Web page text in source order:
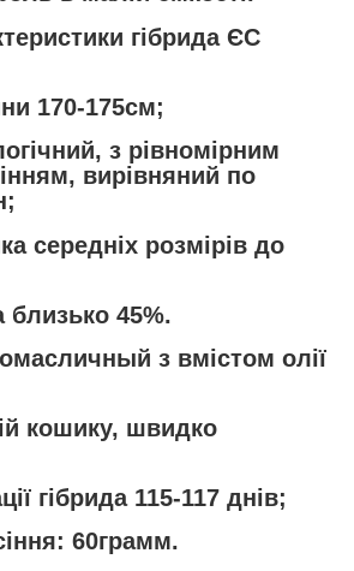
гібрида ЄС
170-175см;
з рівномірним
вирівняний по
середніх розмірів до
45%.
з вмістом олії
кошику, швидко
гібрида 115-117 днів;
60грамм.